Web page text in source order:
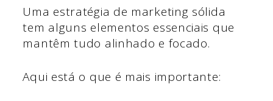
Uma estratégia de marketing sólida
tem alguns elementos essenciais que
mantêm tudo alinhado e focado.
Aqui está o que é mais importante: